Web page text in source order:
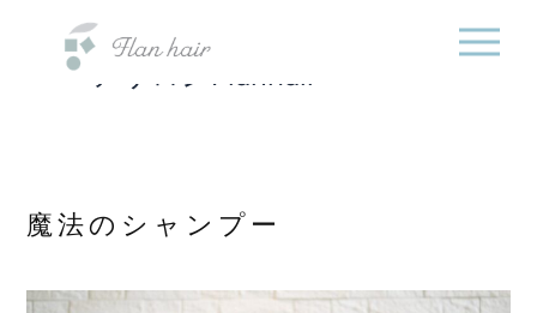
院・半個室オーガニック
ヘアサロンFlanhair
魔法のシャンプー